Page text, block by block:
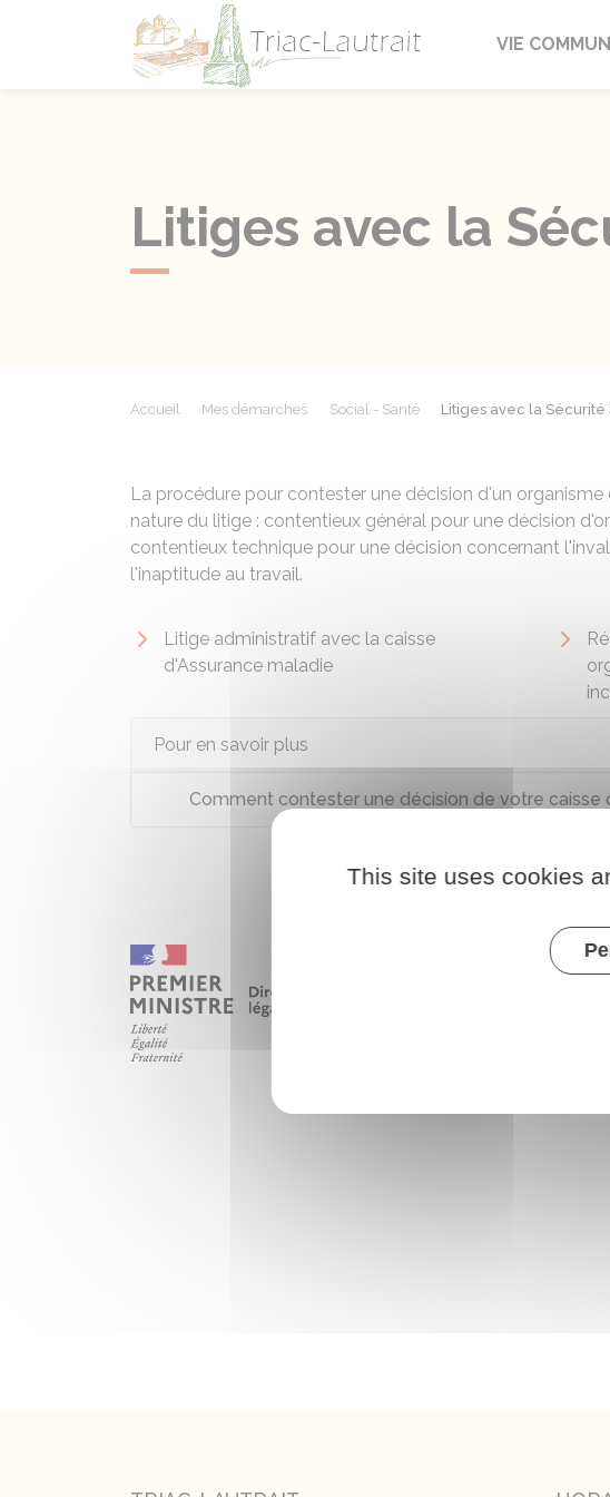
Triac-Lautrait
VIE
Litiges avec la
Accueil Mes démarches Social - Santé Litiges avec la Sécurité
La procédure pour contester une décision d'un
nature du litige : contentieux général pour une décision
contentieux technique pour une décision concernant
l'inaptitude au travail.
Litige administratif avec la caisse
d'Assurance maladie
Pour en savoir plus
Comment contester une décision de votre caisse
This site uses cookies